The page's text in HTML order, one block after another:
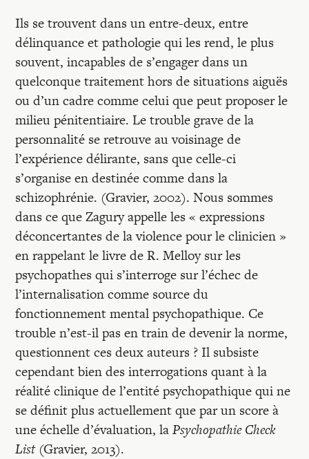
Ils se trouvent dans un entre-deux, entre
délinquance et pathologie qui les rend, le plus
souvent, incapables de s’engager dans un
quelconque traitement hors de situations aiguës
ou d’un cadre comme celui que peut proposer le
milieu pénitentiaire. Le trouble grave de la
personnalité se retrouve au voisinage de
l’expérience délirante, sans que celle-ci
s’organise en destinée comme dans la
schizophrénie. (Gravier, 2002). Nous sommes
dans ce que Zagury appelle les « expressions
déconcertantes de la violence pour le clinicien »
en rappelant le livre de R. Melloy sur les
psychopathes qui s’interroge sur l’échec de
l’internalisation comme source du
fonctionnement mental psychopathique. Ce
trouble n’est-il pas en train de devenir la norme,
questionnent ces deux auteurs ? Il subsiste
cependant bien des interrogations quant à la
réalité clinique de l’entité psychopathique qui ne
se définit plus actuellement que par un score à
une échelle d’évaluation, laPsychopathie Check
List(Gravier, 2013).